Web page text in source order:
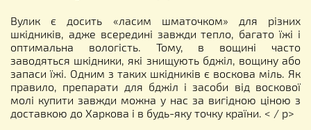
Вулик є досить «ласим шматочком» для різних
шкідників, адже всередині завжди тепло, багато їжі і
оптимальна вологість. Тому, в вощині часто
заводяться шкідники, які знищують бджіл, вощину або
запаси їжі. Одним з таких шкідників є воскова міль. Як
правило, препарати для бджіл і засоби від воскової
молі купити завжди можна у нас за вигідною ціною з
доставкою до Харкова і в будь-яку точку країни. < / p>